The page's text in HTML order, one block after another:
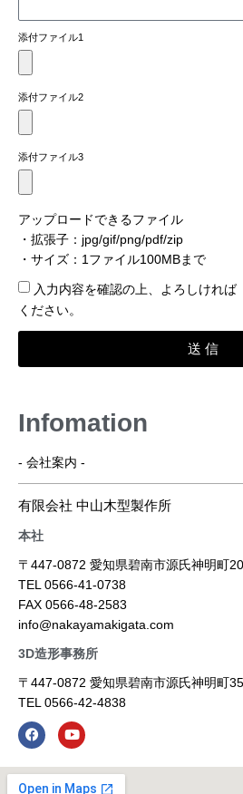
添付ファイル1
添付ファイル2
添付ファイル3
アップロードできるファイル
・拡張子：jpg/gif/png/pdf/zip
・サイズ：1ファイル100MBまで
入力内容を確認​の上、よろしければ
ください。
送 信
Infomation
- 会社案内 -
有限会社 中山木型製作所
本社
〒447-0872 愛知県碧南市源氏神明町20
TEL 0566-41-0738
FAX 0566-48-2583
info@nakayamakigata.com
3D造形事務所
〒447-0872 愛知県碧南市源氏神明町
TEL 0566-42-4838